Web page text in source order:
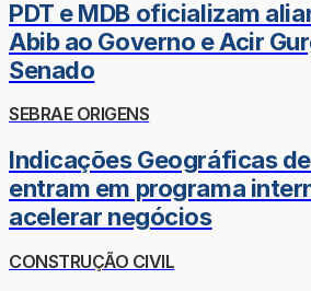
PDT e MDB oficializam
Abib ao Governo e Acir
Senado
SEBRAE ORIGENS
Indicações Geográficas
entram em programa
acelerar negócios
CONSTRUÇÃO CIVIL